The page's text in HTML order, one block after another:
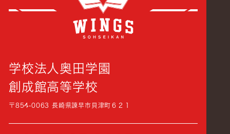
学校法人奥田学園
創成館高等学校
〒854-0063 長崎県諫早市貝津町６２１